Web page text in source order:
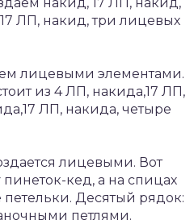
ЛП, накид, три лицевых
лицевыми элементами.
из 4 ЛП, накида,17 ЛП,
ЛП, накида, четыре
лицевыми. Вот
кед, а на спицах
петельки. Десятый рядок:
петлями.